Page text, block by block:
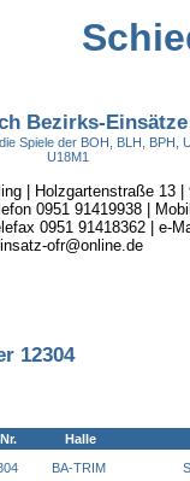
Bezirks-Einsätze
Spiele der BOH, BLH, BPH,
U18M1
| Holzgartenstraße 13 |
0951 91419938 |
0951 91418362 | e-
ofr@online.de
12304
Halle
BA-TRIM